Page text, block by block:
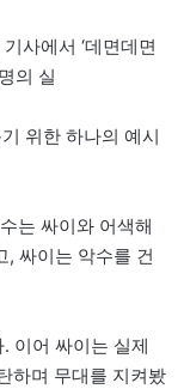
사에서 ‘데면데면
의 실
위한 하나의 예시
는 싸이와 어색해
, 싸이는 악수를 건
이어 싸이는 실제
하며 무대를 지켜봤